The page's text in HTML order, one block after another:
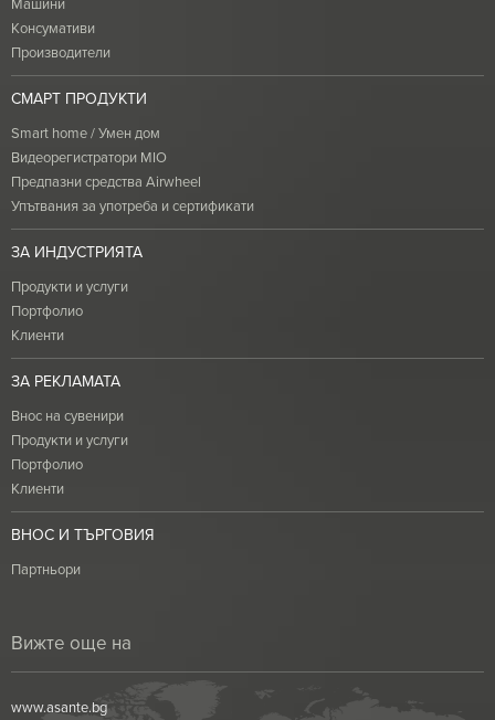
Консумативи
Производители
СМАРТ ПРОДУКТИ
Smart home / Умен дом
Видеорегистратори MIO
Предпазни средства Airwheel
Упътвания за употреба и сертификати
ЗА ИНДУСТРИЯТА
Продукти и услуги
Портфолио
Клиенти
ЗА РЕКЛАМАТА
Внос на сувенири
Продукти и услуги
Портфолио
Клиенти
ВНОС И ТЪРГОВИЯ
Партньори
Вижте още на
www.asante.bg